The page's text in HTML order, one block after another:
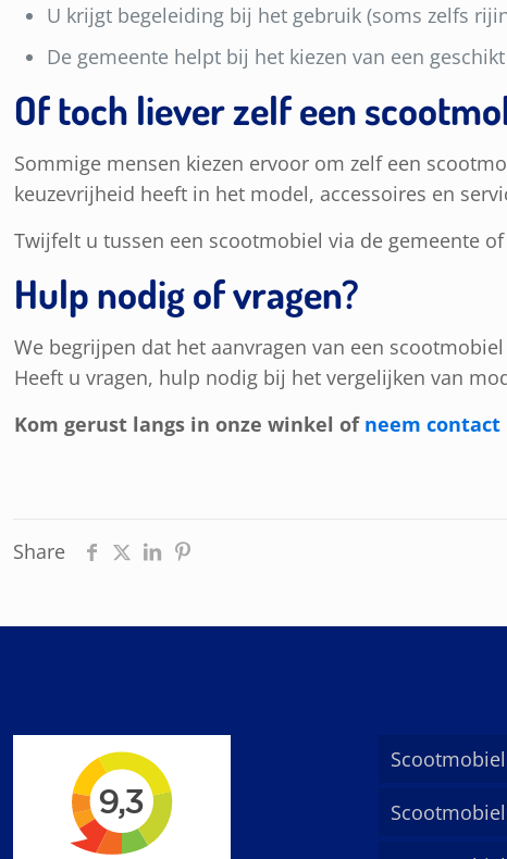
U krijgt begeleiding bij het gebruik (soms zelfs
De gemeente helpt bij het kiezen van een
Of toch liever zelf een
Sommige mensen kiezen ervoor om zelf een
keuzevrijheid heeft in het model, accessoires en
Twijfelt u tussen een scootmobiel via de gemeente
Hulp nodig of vragen?
We begrijpen dat het aanvragen van een
Heeft u vragen, hulp nodig bij het vergelijken van
Kom gerust langs in onze winkel of neem contact
Share